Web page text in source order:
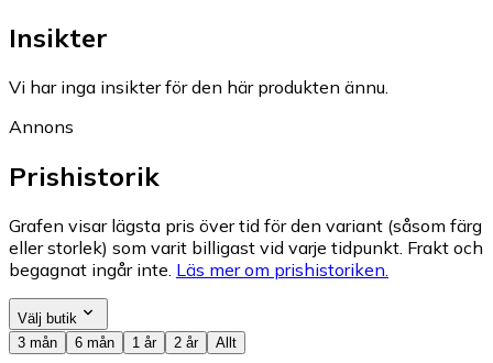
Insikter
Vi har inga insikter för den här produkten ännu.
Annons
Prishistorik
Grafen visar lägsta pris över tid för den variant (såsom färg
eller storlek) som varit billigast vid varje tidpunkt. Frakt och
begagnat ingår inte. Läs mer om prishistoriken.
Välj butik
3 mån
6 mån 1 år 2 år Allt